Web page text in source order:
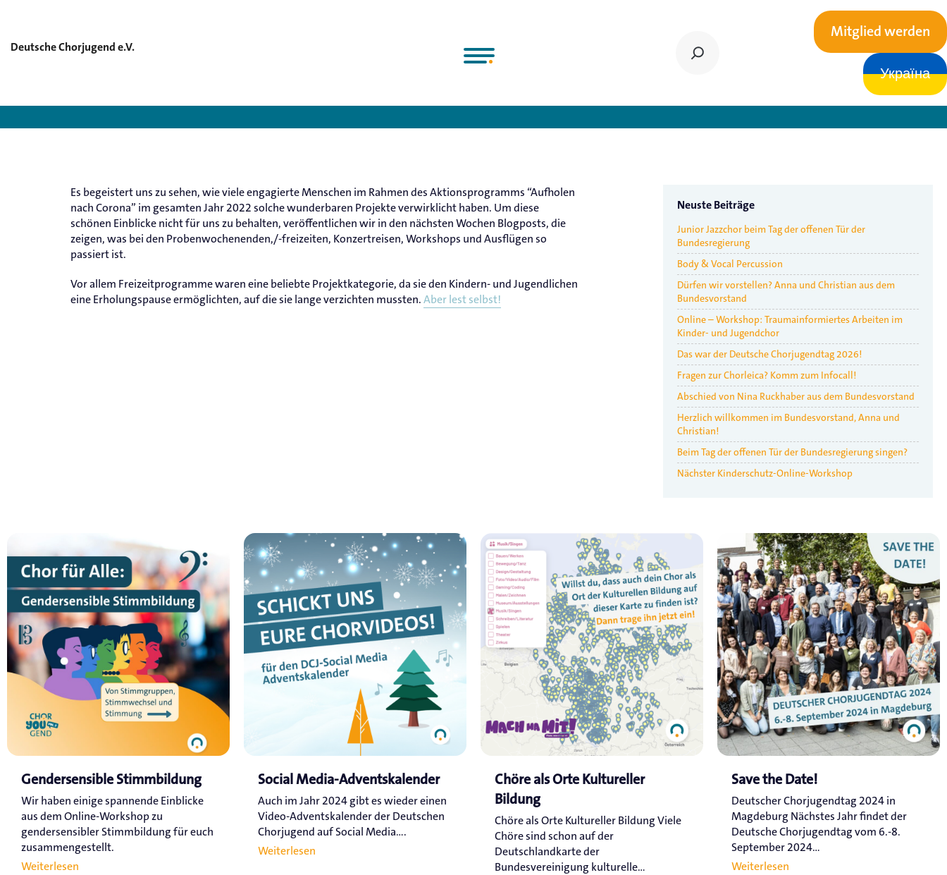
Deutsche Chorjugend e.V.
Mitglied werden
Україна
Es begeistert uns zu sehen, wie viele engagierte Menschen im Rahmen des Aktionsprogramms “Aufholen
nach Corona” im gesamten Jahr 2022 solche wunderbaren Projekte verwirklicht haben. Um diese
schönen Einblicke nicht für uns zu behalten, veröffentlichen wir in den nächsten Wochen Blogposts, die
zeigen, was bei den Probenwochenenden,/-freizeiten, Konzertreisen, Workshops und Ausflügen so
passiert ist.
Vor allem Freizeitprogramme waren eine beliebte Projektkategorie, da sie den Kindern- und Jugendlichen
eine Erholungspause ermöglichten, auf die sie lange verzichten mussten.Aber lest selbst!
Neuste Beiträge
Junior Jazzchor beim Tag der offenen Tür der
Bundesregierung
Body & Vocal Percussion
Dürfen wir vorstellen? Anna und Christian aus dem
Bundesvorstand
Online – Workshop: Traumainformiertes Arbeiten im
Kinder- und Jugendchor
Das war der Deutsche Chorjugendtag 2026!
Fragen zur Chorleica? Komm zum Infocall!
Abschied von Nina Ruckhaber aus dem Bundesvorstand
Herzlich willkommen im Bundesvorstand, Anna und
Christian!
Beim Tag der offenen Tür der Bundesregierung singen?
Nächster Kinderschutz-Online-Workshop
Gendersensible Stimmbildung
Wir haben einige spannende Einblicke
aus dem Online-Workshop zu
gendersensibler Stimmbildung für euch
zusammengestellt.
Weiterlesen
Social Media-Adventskalender
Auch im Jahr 2024 gibt es wieder einen
Video-Adventskalender der Deutschen
Chorjugend auf Social Media....
Weiterlesen
Chöre als Orte Kultureller
Bildung
Chöre als Orte Kultureller Bildung Viele
Chöre sind schon auf der
Deutschlandkarte der
Bundesvereinigung kulturelle...
Save the Date!
Deutscher Chorjugendtag 2024 in
Magdeburg Nächstes Jahr findet der
Deutsche Chorjugendtag vom 6.-8.
September 2024...
Weiterlesen